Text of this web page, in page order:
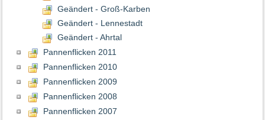
Geändert - Groß-Karben
Geändert - Lennestadt
Geändert - Ahrtal
Pannenflicken 2011
Pannenflicken 2010
Pannenflicken 2009
Pannenflicken 2008
Pannenflicken 2007